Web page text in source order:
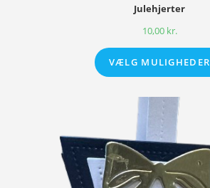
Julehjerter
10,00 kr.
VÆLG MULIGHEDER